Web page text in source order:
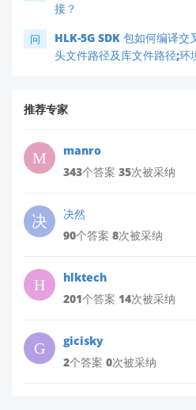
接？
问
HLK-5G SDK 包如何编译交
头文件路径及库文件路径;
推荐专家
manro
343个答案 35次被采纳
决然
90个答案 8次被采纳
hlktech
201个答案 14次被采纳
gicisky
2个答案 0次被采纳